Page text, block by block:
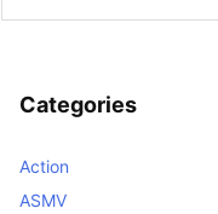
Categories
Action
ASMV